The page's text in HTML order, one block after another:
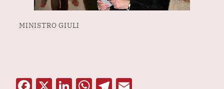
MINISTRO GIULI